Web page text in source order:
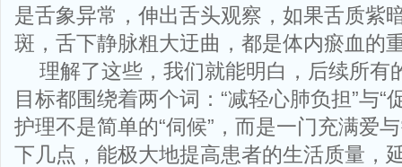
是舌象异常，伸出舌头观察，如果舌质紫
斑，舌下静脉粗大迂曲，都是体内瘀血的
理解了这些，我们就能明白，后续所有
目标都围绕着两个词：“减轻心肺负担”与“
护理不是简单的“伺候”，而是一门充满爱
下几点，能极大地提高患者的生活质量，